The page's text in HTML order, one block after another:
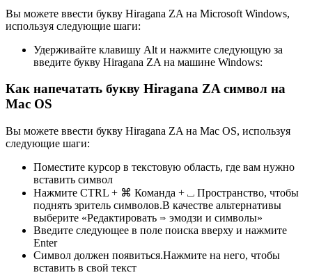
Вы можете ввести букву Hiragana ZA на Microsoft Windows,
используя следующие шаги:
Удерживайте клавишу Alt и нажмите следующую за
введите букву Hiragana ZA на машине Windows:
Как напечатать букву Hiragana ZA символ на
Mac OS
Вы можете ввести букву Hiragana ZA на Mac OS, используя
следующие шаги:
Поместите курсор в текстовую область, где вам нужно
вставить символ
Нажмите CTRL + ⌘ Команда + ⎵ Пространство, чтобы
поднять зритель символов.В качестве альтернативы
выберите «Редактировать ⇒ эмодзи и символы»
Введите следующее в поле поиска вверху и нажмите
Enter
Символ должен появиться.Нажмите на него, чтобы
вставить в свой текст